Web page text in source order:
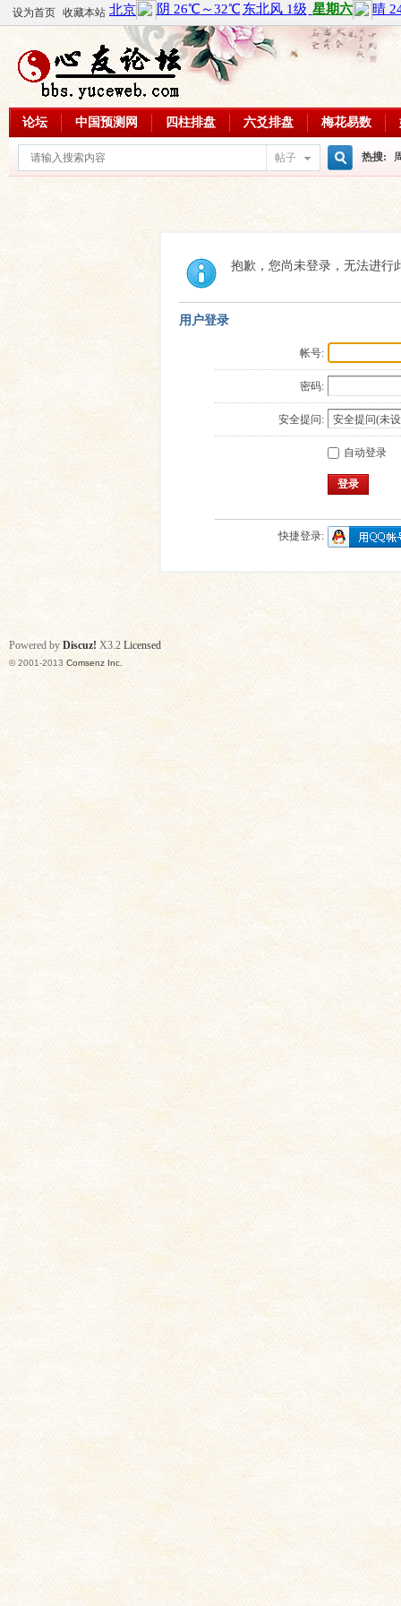
设为首页 收藏本站
论坛 中国预测网 四柱排盘 六爻排盘 梅花易数
帖子
索
热搜:
周易教
每日一
抱歉，您尚未登录，无法进行
用户登录
帐号:
密码:
安全提问:
自动登录
登录
快捷登录:
Powered by Discuz! X3.2 Licensed
© 2001-2013 Comsenz Inc.